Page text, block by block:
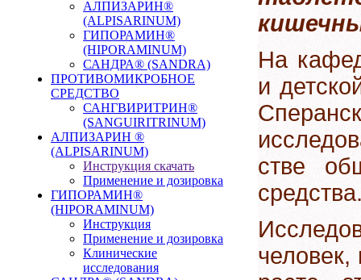
АЛПИЗАРИН®
(ALPISARINUM)
ГИПОРАМИН®
(HIPORAMINUM)
САНДРА® (SANDRA)
ПРОТИВОМИКРОБНОЕ
СРЕДСТВО
САНГВИРИТРИН®
(SANGUIRITRINUM)
АЛПИЗАРИН ®
(ALPISARINUM)
Инструкция скачать
Применение и дозировка
ГИПОРАМИН®
(HIPORAMINUM)
Инструкция
Применение и дозировка
Клинические
исследования
На
и
стве